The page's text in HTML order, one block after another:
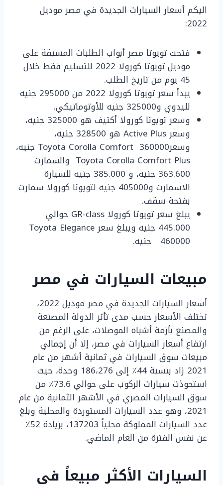
اليكم أسعار السيارات الجديدة في مصر موديل
2022:
فتحت تويوتا مصر أبواب الطلبات المسبقة على
موديل تويوتا كورولا 2022 للتسليم فقط خلال
45 يوم من تاريخ الطلب.
يبدأ سعر تويوتا كورولا 2022 من 295000 جنيه
لليدوي و325000 جنيه للأوتوماتيكي.
وسعر تويوتا كورولا أكتيف هو 325000 جنيه،
وسعر Active Plus هو 328500 جنيه،
وسعرToyota Corolla Comfort 360000 جنيه،
Toyota Corolla Comfort Plus والسمارت
363.600 جنيه، و 385.000 جنيه للسيارة
الاسمارت و405000 جنيه لتويوتا كورولا سمارت
بفتحة سقف.
يبلغ سعر تويوتا كورولا GR-class حوالي
445.000 جنيه ويبلغ سعر Toyota Elegance
460000 جنيه.
مبيعات السيارات في مصر
أسعار السيارات الجديدة في مصر موديل 2022،
تختلف الأسعار حسب مدى تأثر الدولة المصنعة
والمصنع بأزمة أشباه الموصلات، على الرغم من
ارتفاع أسعار السيارات في مصر، إلا أن إجمالي
مبيعات سوق السيارات في ثمانية أشهر من عام
2021 زاد بنسبة 44٪ إلى 186،276 وحدة، حيث
استحوذت سيارات الركوب على حوالي 73.6٪ من
سوق السيارات المصري في الأشهر الثمانية من عام
2021، وهو عدد السيارات المستوردة والمحلية وبلغ
عدد السيارات المملوكة محلياً 137203، بزيادة 52٪
عن نفس الفترة من العام الماضي.
السيارات الأكثر مبيعاً في